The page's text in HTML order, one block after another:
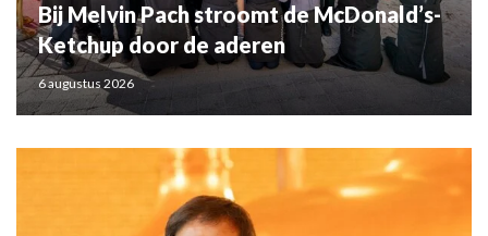
Bij Melvin Pach stroomt de McDonald’s-
Ketchup door de aderen
6 augustus 2026